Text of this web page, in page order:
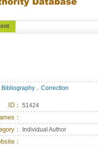
Bibliography ． Correction
ID ： 51424
：
：
Individual Author
：